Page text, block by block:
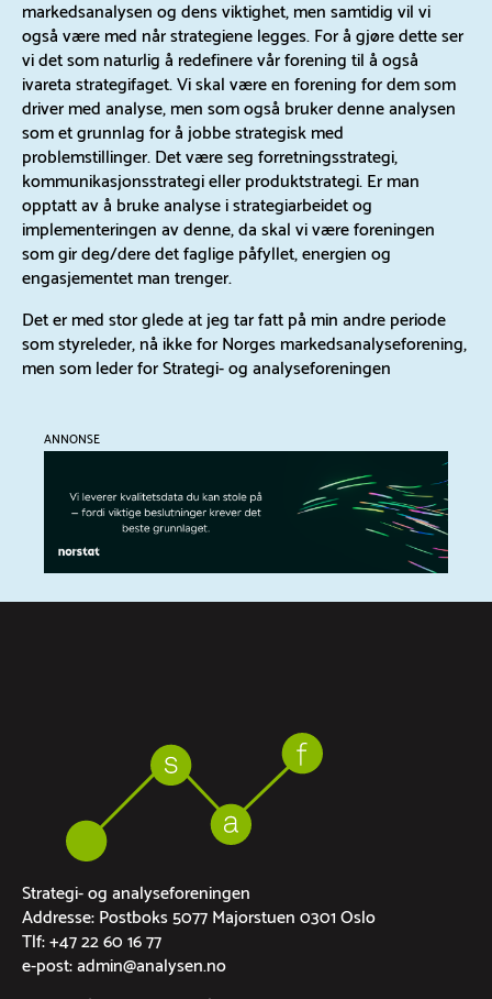
markedsanalysen og dens viktighet, men samtidig vil vi
også være med når strategiene legges. For å gjøre dette ser
vi det som naturlig å redefinere vår forening til å også
ivareta strategifaget. Vi skal være en forening for dem som
driver med analyse, men som også bruker denne analysen
som et grunnlag for å jobbe strategisk med
problemstillinger. Det være seg forretningsstrategi,
kommunikasjonsstrategi eller produktstrategi. Er man
opptatt av å bruke analyse i strategiarbeidet og
implementeringen av denne, da skal vi være foreningen
som gir deg/dere det faglige påfyllet, energien og
engasjementet man trenger.
Det er med stor glede at jeg tar fatt på min andre periode
som styreleder, nå ikke for Norges markedsanalyseforening,
men som leder for Strategi- og analyseforeningen
ANNONSE
Strategi- og analyseforeningen
Addresse: Postboks 5077 Majorstuen 0301 Oslo
Tlf: +47 22 60 16 77
e-post: admin@analysen.no